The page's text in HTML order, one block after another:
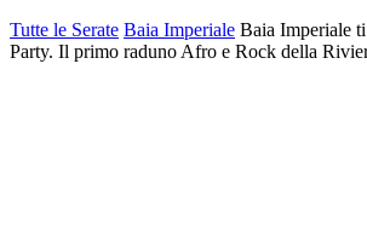
Tutte le Serate Baia Imperiale Baia Imperiale
Party. Il primo raduno Afro e Rock della